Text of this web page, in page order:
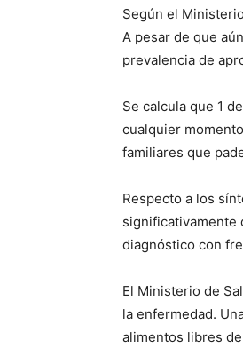
Según el
A pesar de que
prevalencia de
Se calcula que 1
cualquier
familiares que
Respecto a los
significativamente
diagnóstico con
El Ministerio de
la enfermedad.
alimentos libres